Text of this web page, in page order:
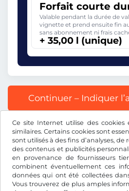
Ce site Internet utilise des cookies
similaires. Certains cookies sont
sont utilisés à des fins d’analyses,
des contenus et publicités
en provenance de fournisseurs
combinent éventuellement ces
données qui ont été collectées
Vous trouverez de plus amples
Forfait courte
Valable pendant la durée de
vignette et prend ensuite fin
sans abonnement ni frais
+ 35,00 l (unique)
Continuer – Indiquer
Tous les prix s’entendent TVA
RON